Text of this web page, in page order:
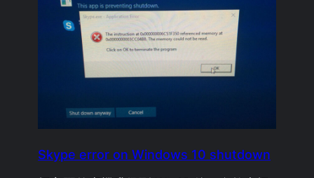
Skype error on Windows 10 shutdown